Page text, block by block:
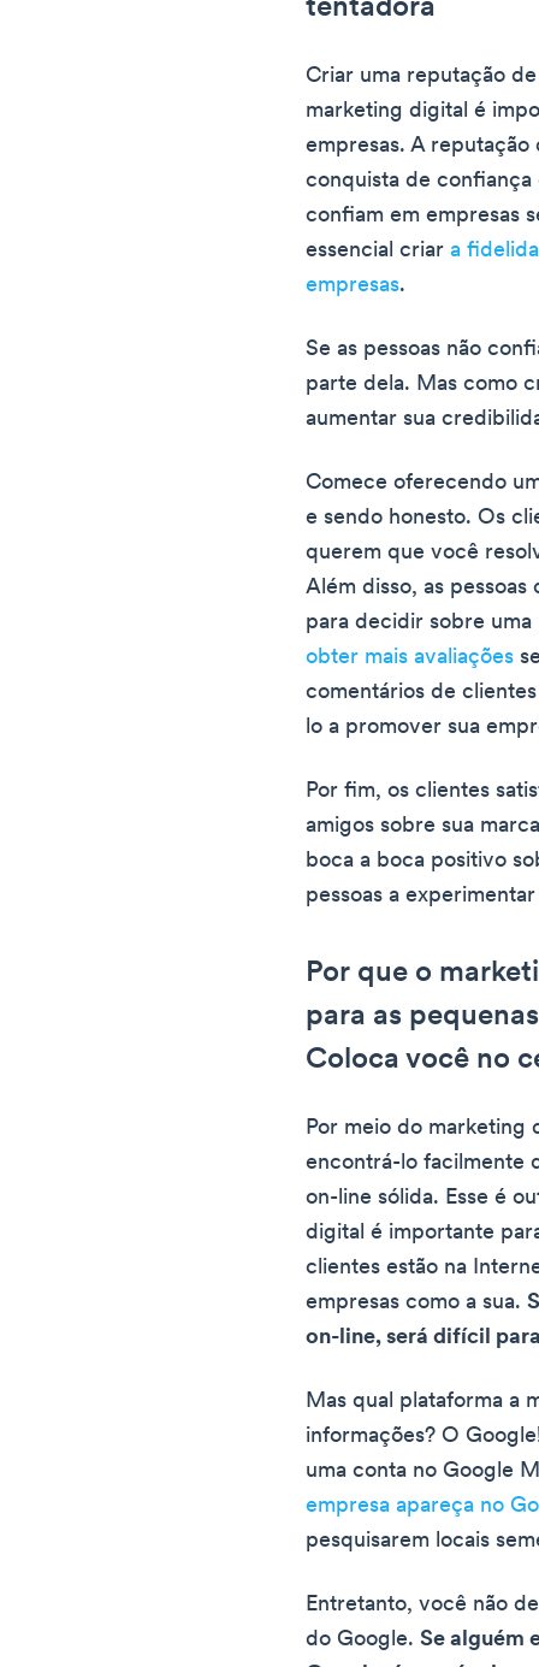
tentadora
Criar uma reputação
marketing digital é
empresas. A
conquista de confiança
confiam em empresas
essencial criara
empresas.
Se as pessoas não
parte dela. Mas como
aumentar sua
Comece oferecendo
e sendo honesto. Os
querem que você
Além disso, as
para decidir sobre
obter mais avaliações
comentários de
lo a promover sua
Por fim, os clientes
amigos sobre sua
boca a boca positivo
pessoas a
Por que o
para as
Coloca você no
Por meio do marketing
encontrá-lo facilmente
on-line sólida. Esse é
digital é importante
clientes estão na
empresas como a sua.
on-line, será difícil
Mas qual plataforma a
informações? O
uma conta no Google
empresa apareça no
pesquisarem locais
Entretanto, você não
do Google.Se alguém